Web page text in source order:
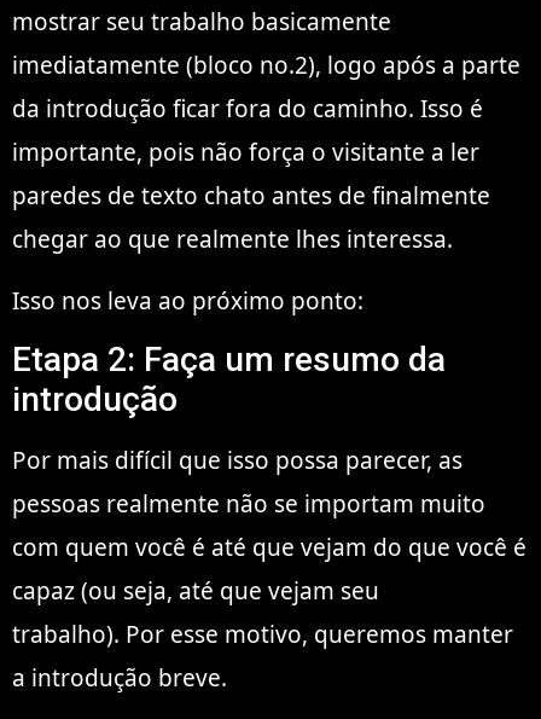
mostrar seu trabalho basicamente
imediatamente (bloco no.2), logo após a parte
da introdução ficar fora do caminho. Isso é
importante, pois não força o visitante a ler
paredes de texto chato antes de finalmente
chegar ao que realmente lhes interessa.
Isso nos leva ao próximo ponto:
Etapa 2: Faça um resumo da
introdução
Por mais difícil que isso possa parecer, as
pessoas realmente não se importam muito
com quem você é até que vejam do que você é
capaz (ou seja, até que vejam seu
trabalho). Por esse motivo, queremos manter
a introdução breve.